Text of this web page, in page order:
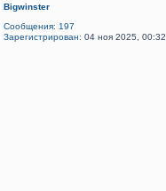
Bigwinster
Сообщения: 197
Зарегистрирован: 04 ноя 2025, 00:32